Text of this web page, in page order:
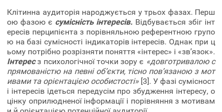
Клітинна аудиторія народжується у трьох фазах. Перш
ою фазою є сумісність інтересів. Відбувається збіг інт
ересів перципієнта з порівняльною референтною групо
ю на базі сумісності індикаторів інтересів. Однак при ц
ьому потрібно розрізняти поняття «інтерес» і «зв’язок».
Інтересз психологічної точки зору є «довготривалою с
прямованістю на певні об’єкти, тісно пов’язаною з мот
ивами та орієнтацією особистості» [3]. У фазі сумісност
і інтересів ідеться передусім про збудження інтересу, о
цінку оприлюдненої інформації і порівняння з мотивам